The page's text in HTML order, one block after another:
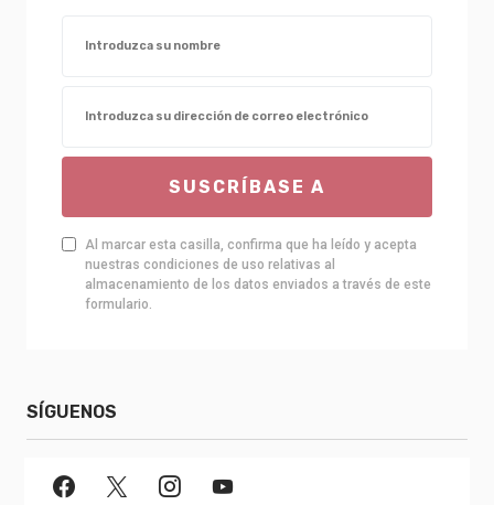
SUSCRÍBASE A
Al marcar esta casilla, confirma que ha leído y acepta
nuestras condiciones de uso relativas al
almacenamiento de los datos enviados a través de este
formulario.
SÍGUENOS